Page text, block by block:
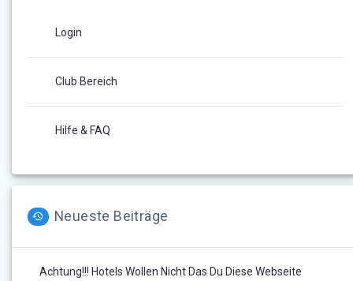
Login
Club Bereich
Hilfe & FAQ
Neueste Beiträge
Achtung!!! Hotels Wollen Nicht Das Du Diese Webseite